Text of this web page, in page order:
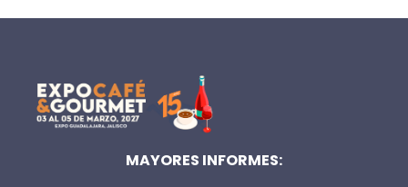
MAYORES INFORMES: